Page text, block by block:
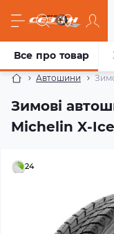
Автошини
Зимові
Michelin X-
Все про товар
24